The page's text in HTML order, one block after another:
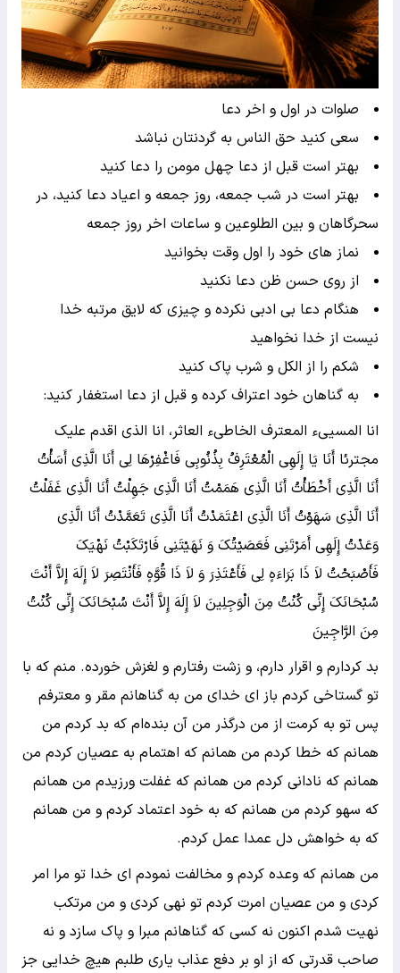
صلوات در اول و اخر دعا
سعی کنید حق الناس به گردنتان نباشد
بهتر است قبل از دعا چهل مومن را دعا کنید
بهتر است در شب جمعه، روز جمعه و اعیاد دعا کنید، در
سحرگاهان و بین الطلوعین و ساعات اخر روز جمعه
نماز های خود را اول وقت بخوانید
از روی حسن ظن دعا نکنید
هنگام دعا بی ادبی نکرده و چیزی که لایق مرتبه خدا
نیست از خدا نخواهید
شکم را از الکل و شرب پاک کنید
به گناهان خود اعتراف کرده و قبل از دعا استغفار کنید:
انا المسییء المعترف الخاطیء العاثر، انا الذی اقدم علیک
مجترئا أَنَا یَا إِلَهِی الْمُعْتَرِفُ بِذُنُوبِی فَاغْفِرْهَا لِی أَنَا الَّذِی أَسَأْتُ
أَنَا الَّذِی أَخْطَأْتُ أَنَا الَّذِی هَمَمْتُ أَنَا الَّذِی جَهِلْتُ أَنَا الَّذِی غَفَلْتُ
أَنَا الَّذِی سَهَوْتُ أَنَا الَّذِی اعْتَمَدْتُ أَنَا الَّذِی تَعَمَّدْتُ أَنَا الَّذِی
وَعَدْتُ إِلَهِی أَمَرْتَنِی فَعَصَیْتُکَ وَ نَهَیْتَنِی فَارْتَکَبْتُ نَهْیَکَ
فَأَصْبَحْتُ لاَ ذَا بَرَاءَهٍ لِی فَأَعْتَذِرَ وَ لاَ ذَا قُوَّهٍ فَأَنْتَصِرَ لاَ إِلَهَ إِلاَّ أَنْتَ
سُبْحَانَکَ إِنِّی کُنْتُ مِنَ الْوَجِلِینَ لاَ إِلَهَ إِلاَّ أَنْتَ سُبْحَانَکَ إِنِّی کُنْتُ
مِنَ الرَّاجِینَ
بد کردارم و اقرار دارم، و زشت رفتارم و لغزش خورده. منم که با
تو گستاخی کردم باز ای خدای من به گناهانم مقر و معترفم
پس تو به کرمت از من درگذر من آن بنده‌ام که بد کردم من
همانم که خطا کردم من همانم که اهتمام به عصیان کردم من
همانم که نادانی کردم من همانم که غفلت ورزیدم من همانم
که سهو کردم من همانم که به خود اعتماد کردم و من همانم
که به خواهش دل عمدا عمل کردم.
من همانم که وعده کردم و مخالفت نمودم ای خدا تو مرا امر
کردی و من عصیان امرت کردم تو نهی کردی و من مرتکب
نهیت شدم اکنون نه کسی که گناهانم مبرا و پاک سازد و نه
صاحب قدرتی که از او بر دفع عذاب یاری طلبم هیچ خدایی جز